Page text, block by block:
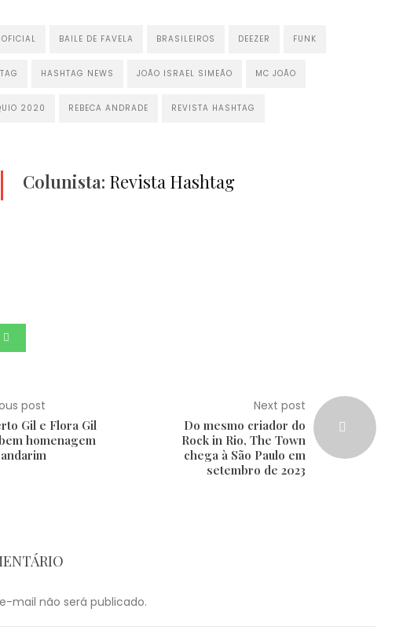
BAILE DE FAVELA BRASILEIROS DEEZER FUNK
HASHTAG NEWS JOÃO ISRAEL SIMEÃO MC JOÃO
2020 REBECA ANDRADE REVISTA HASHTAG
Colunista: Revista Hashtag
post
Gil e Flora Gil
homenagem
Next post
Do mesmo criador do
Rock in Rio, The Town
chega à São Paulo em
setembro de 2023
mail não será publicado.